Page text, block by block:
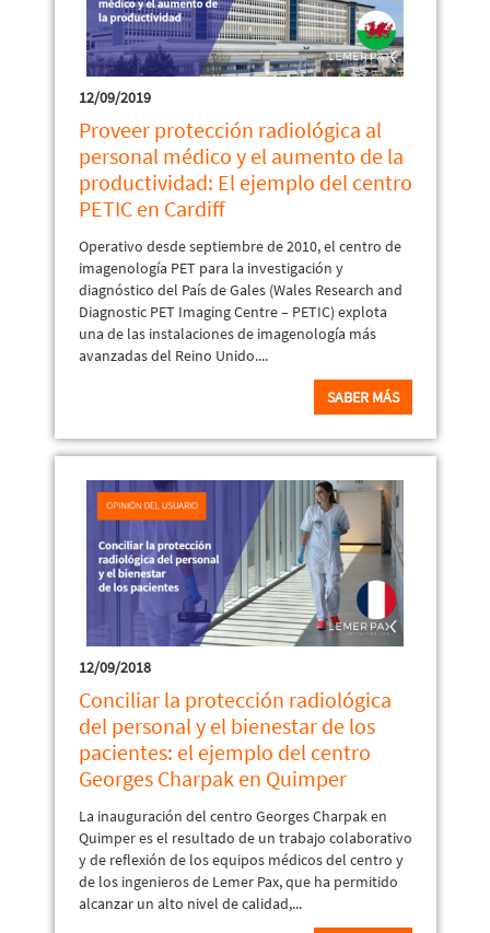
12/09/2019
Proveer protección radiológica al
personal médico y el aumento de la
productividad: El ejemplo del centro
PETIC en Cardiff
Operativo desde septiembre de 2010, el centro de
imagenología PET para la investigación y
diagnóstico del País de Gales (Wales Research and
Diagnostic PET Imaging Centre – PETIC) explota
una de las instalaciones de imagenología más
avanzadas del Reino Unido....
SABER MÁS
12/09/2018
Conciliar la protección radiológica
del personal y el bienestar de los
pacientes: el ejemplo del centro
Georges Charpak en Quimper
La inauguración del centro Georges Charpak en
Quimper es el resultado de un trabajo colaborativo
y de reflexión de los equipos médicos del centro y
de los ingenieros de Lemer Pax, que ha permitido
alcanzar un alto nivel de calidad,...